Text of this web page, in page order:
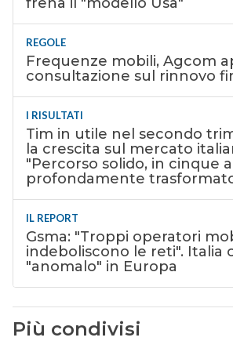
REGOLE
Frequenze mobili, Agcom
consultazione sul rinnovo
I RISULTATI
Tim in utile nel secondo
la crescita sul mercato
"Percorso solido, in cinque
profondamente
IL REPORT
Gsma: "Troppi operatori
indeboliscono le reti". Italia
"anomalo" in Europa
Più condivisi